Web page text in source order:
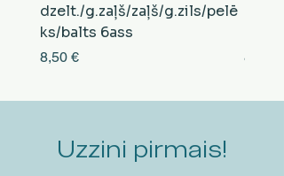
dzelt./g.zaļš/zaļš/g.zils/pelē
ks/balts 6ass
Cena
8,50 € Cena
8,50 €
Uzzini pirmais!